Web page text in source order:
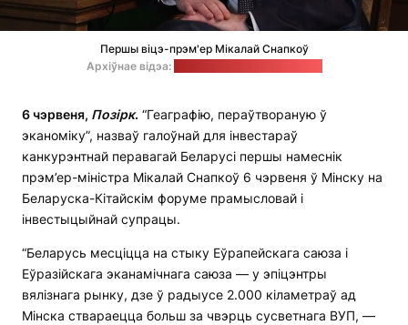
Першы віцэ-прэм'ер Мікалай Снапкоў
Архіўнае відэа:
6 чэрвеня, Позірк. “Геаграфію, пераўтвораную ў
эканоміку”, назваў галоўнай для інвестараў
канкурэнтнай перавагай Беларусі першы намеснік
прэм’ер-міністра Мікалай Снапкоў 6 чэрвеня ў Мінску на
Беларуска-Кітайскім форуме прамысловай і
інвестыцыйнай супрацы.
“Беларусь месціцца на стыку Еўрапейскага саюза і
Еўразійскага эканамічнага саюза — у эпіцэнтры
вялізнага рынку, дзе ў радыусе 2.000 кіламетраў ад
Мінска ствараецца больш за чвэрць сусветнага ВУП, —